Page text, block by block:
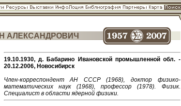
АЛЕКСАНДРОВИЧ
19.10.1930, д. Бабарино Ивановской промышленной обл. -
20.12.2006, Новосибирск
Член-корреспондент АН СССР (1968), доктор физико-
математических наук (1968), профессор (1978). Физик.
Специалист в области ядерной физики.